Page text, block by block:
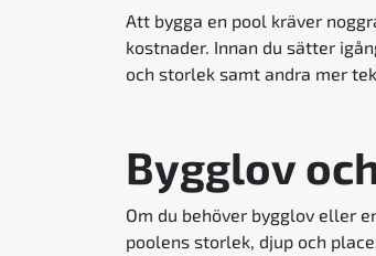
Att bygga en pool kräver
kostnader. Innan du sätter
och storlek samt andra mer
Bygglov
Om du behöver bygglov eller
poolens storlek, djup och